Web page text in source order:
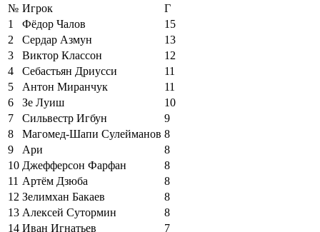
№ Игрок
Г
1
Фёдор Чалов
15
2
Сердар Азмун
13
3
Виктор Классон
12
4
Себастьян Дриусси
11
5
Антон Миранчук
11
6
Зе Луиш
10
7
Сильвестр Игбун
9
8
Магомед-Шапи Сулейманов 8
9
Ари
8
10 Джефферсон Фарфан
8
11 Артём Дзюба
8
12 Зелимхан Бакаев
8
13 Алексей Сутормин
8
14 Иван Игнатьев 7